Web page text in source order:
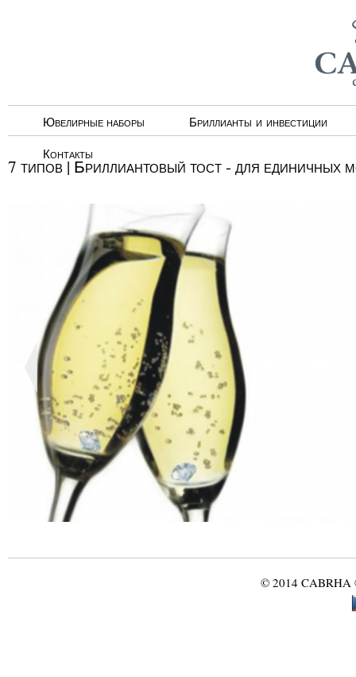
Ювелирные наборы
Бриллианты и инвестиции
Контакты
7 типов | Бриллиантовый тост - для единичных
© 2014 CABRHA